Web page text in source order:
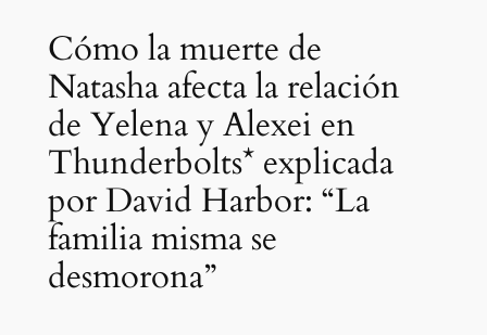
Cómo la muerte de
Natasha afecta la relación
de Yelena y Alexei en
Thunderbolts* explicada
por David Harbor: “La
familia misma se
desmorona”